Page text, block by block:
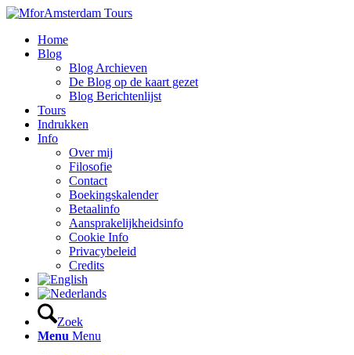
Home
Blog
Blog Archieven
De Blog op de kaart gezet
Blog Berichtenlijst
Tours
Indrukken
Info
Over mij
Filosofie
Contact
Boekingskalender
Betaalinfo
Aansprakelijkheidsinfo
Cookie Info
Privacybeleid
Credits
Zoek
Menu Menu